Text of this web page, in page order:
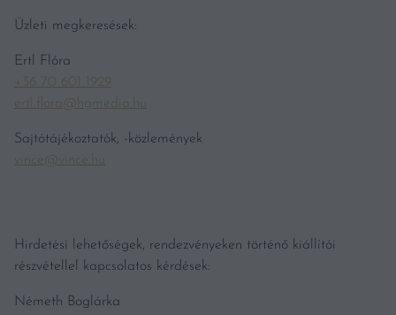
Üzleti megkeresések:
Ertl Flóra
+36 70 601 1929
ertl.flora@hgmedia.hu
Sajtótájékoztatók, -közlemények
vince@vince.hu
Hirdetési lehetőségek, rendezvényeken történő kiállítói
részvétellel kapcsolatos kérdések:
Németh Boglárka